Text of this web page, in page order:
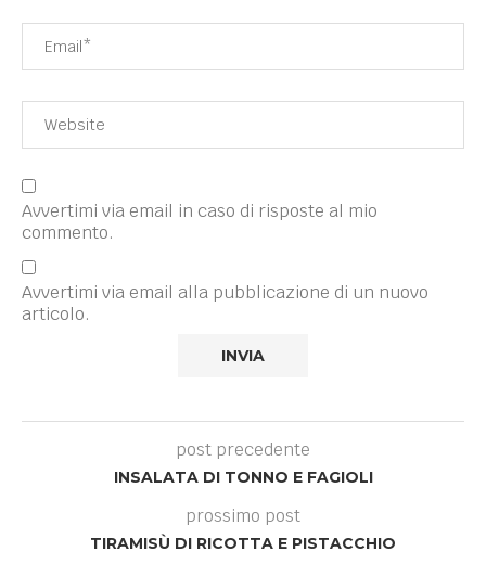
Avvertimi via email in caso di risposte al mio
commento.
Avvertimi via email alla pubblicazione di un nuovo
articolo.
post precedente
INSALATA DI TONNO E FAGIOLI
prossimo post
TIRAMISÙ DI RICOTTA E PISTACCHIO